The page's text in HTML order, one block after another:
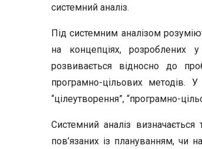
системний аналіз.
Під системним аналізом
на концепціях, розроблених
розвивається відносно до
програмно-цільових методів.
“цілеутворення”, “програмно-
Системний аналіз
пов’язаних із плануванням, чи